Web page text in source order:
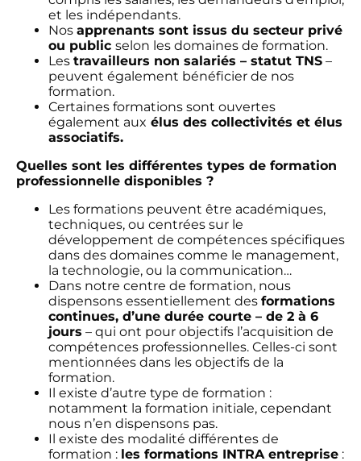
et les indépendants.
Nos apprenants sont issus du secteur privé
ou public selon les domaines de formation.
Les travailleurs non salariés – statut TNS –
peuvent également bénéficier de nos
formation.
Certaines formations sont ouvertes
également aux élus des collectivités et élus
associatifs.
Quelles sont les différentes types de formation
professionnelle disponibles ?
Les formations peuvent être académiques,
techniques, ou centrées sur le
développement de compétences spécifiques
dans des domaines comme le management,
la technologie, ou la communication…
Dans notre centre de formation, nous
dispensons essentiellement des formations
continues, d’une durée courte – de 2 à 6
jours – qui ont pour objectifs l’acquisition de
compétences professionnelles. Celles-ci sont
mentionnées dans les objectifs de la
formation.
Il existe d’autre type de formation :
notamment la formation initiale, cependant
nous n’en dispensons pas.
Il existe des modalité différentes de
formation : les formations INTRA entreprise :